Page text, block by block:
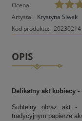
Ocena:
Artysta:
Krystyna Siwek
Kod produktu: 20230214
OPIS
Delikatny akt kobiecy
Subtelny obraz akt -
tradycyjnym papierze